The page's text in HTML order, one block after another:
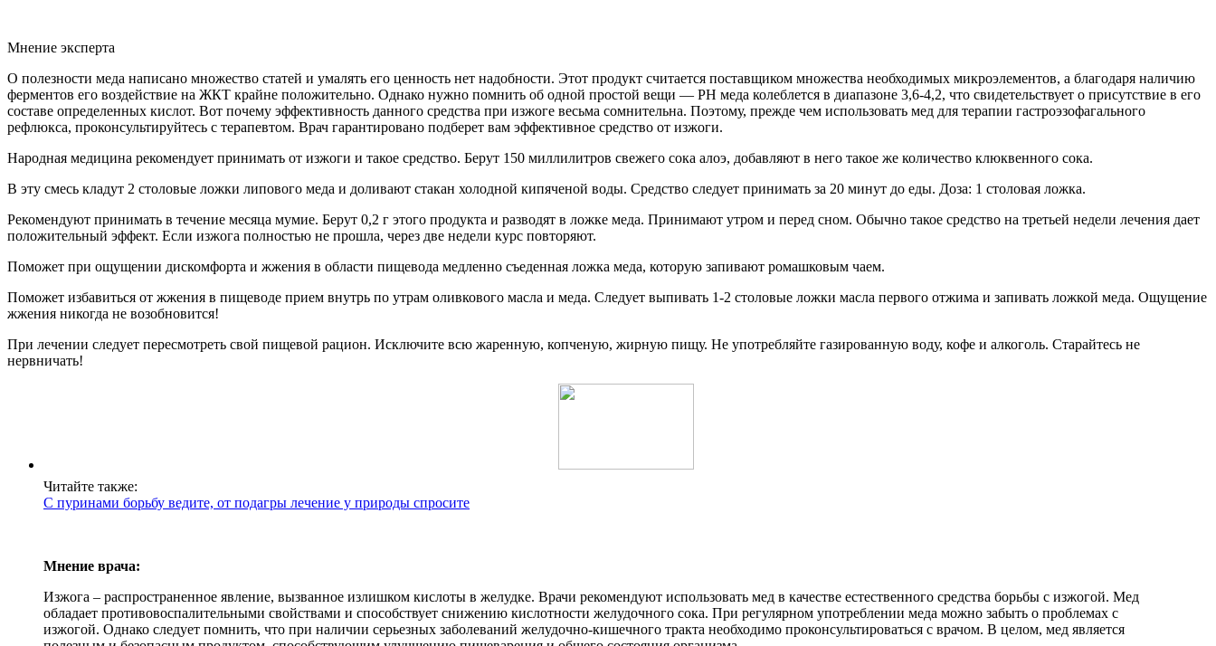
Мнение эксперта
О полезности меда написано множество статей и умалять его ценность нет надобности. Этот продукт считается поставщиком множества необходимых микроэлементов, а благодаря наличию
ферментов его воздействие на ЖКТ крайне положительно. Однако нужно помнить об одной простой вещи — PH меда колеблется в диапазоне 3,6-4,2, что свидетельствует о присутствие в его
составе определенных кислот. Вот почему эффективность данного средства при изжоге весьма сомнительна. Поэтому, прежде чем использовать мед для терапии гастроэзофагального
рефлюкса, проконсультируйтесь с терапевтом. Врач гарантировано подберет вам эффективное средство от изжоги.
Народная медицина рекомендует принимать от изжоги и такое средство. Берут 150 миллилитров свежего сока алоэ, добавляют в него такое же количество клюквенного сока.
В эту смесь кладут 2 столовые ложки липового меда и доливают стакан холодной кипяченой воды. Средство следует принимать за 20 минут до еды. Доза: 1 столовая ложка.
Рекомендуют принимать в течение месяца мумие. Берут 0,2 г этого продукта и разводят в ложке меда. Принимают утром и перед сном. Обычно такое средство на третьей недели лечения дает
положительный эффект. Если изжога полностью не прошла, через две недели курс повторяют.
Поможет при ощущении дискомфорта и жжения в области пищевода медленно съеденная ложка меда, которую запивают ромашковым чаем.
Поможет избавиться от жжения в пищеводе прием внутрь по утрам оливкового масла и меда. Следует выпивать 1-2 столовые ложки масла первого отжима и запивать ложкой меда. Ощущение
жжения никогда не возобновится!
При лечении следует пересмотреть свой пищевой рацион. Исключите всю жаренную, копченую, жирную пищу. Не употребляйте газированную воду, кофе и алкоголь. Старайтесь не
нервничать!
Читайте также:
С пуринами борьбу ведите, от подагры лечение у природы спросите
Мнение врача:
Изжога – распространенное явление, вызванное излишком кислоты в желудке. Врачи рекомендуют использовать мед в качестве естественного средства борьбы с изжогой. Мед
обладает противовоспалительными свойствами и способствует снижению кислотности желудочного сока. При регулярном употреблении меда можно забыть о проблемах с
изжогой. Однако следует помнить, что при наличии серьезных заболеваний желудочно-кишечного тракта необходимо проконсультироваться с врачом. В целом, мед является